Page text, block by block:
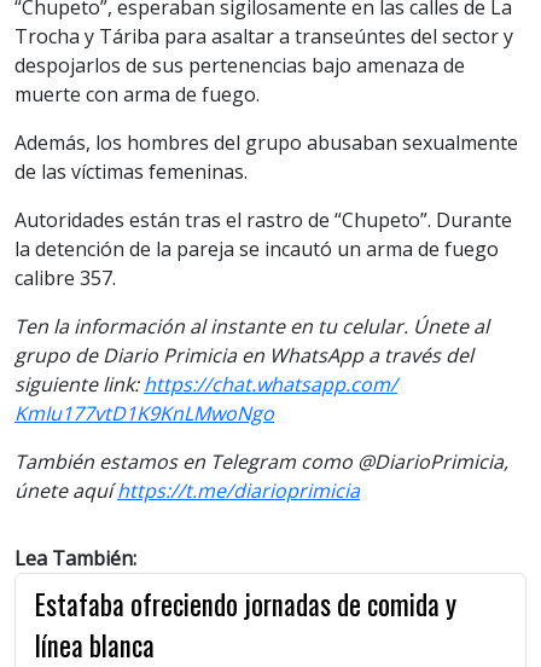
“Chupeto”, esperaban sigilosamente en las calles de La
Trocha y Táriba para asaltar a transeúntes del sector y
despojarlos de sus pertenencias bajo amenaza de
muerte con arma de fuego.
Además, los hombres del grupo abusaban sexualmente
de las víctimas femeninas.
Autoridades están tras el rastro de “Chupeto”. Durante
la detención de la pareja se incautó un arma de fuego
calibre 357.
Ten la información al instante en tu celular. Únete al
grupo de Diario Primicia en WhatsApp a través del
siguiente link:https://chat.whatsapp.com/
KmIu177vtD1K9KnLMwoNgo
También estamos en Telegram como @DiarioPrimicia,
únete aquíhttps://t.me/diarioprimicia
Lea También:
Estafaba ofreciendo jornadas de comida y
línea blanca